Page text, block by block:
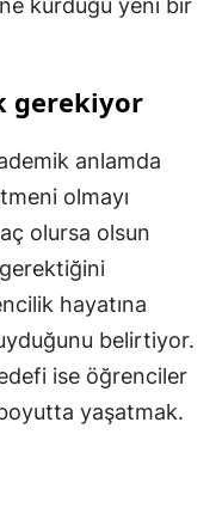
kurduğu yeni bir
gerekiyor
anlamda
olmayı
olursa olsun
hayatına
belirtiyor.
ise öğrenciler
yaşatmak.